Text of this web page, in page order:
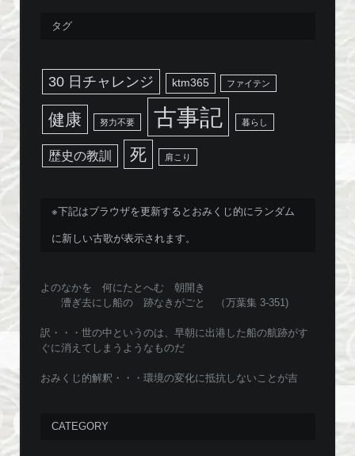
タグ
30 日チャレンジ ktm365 ファイテン
健康 努力不要 古事記 暮らし
歴史の教訓 死 肩こり
※下記はブラウザを更新するとおみくじ的にランダム
に新しい古歌が表示されます。
よのなかを 何にたとへむ 朝開き
漕ぎ去にし船の 跡なきがごと （万葉集 3-351)
訳・・・世の中というのは、早朝に出港した船の航跡がす
ぐに消えてしまうようなものだ
おみくじ的解釈・・・環境の変化に抵抗しないことが吉
CATEGORY